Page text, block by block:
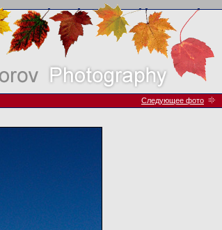
Следующее фото